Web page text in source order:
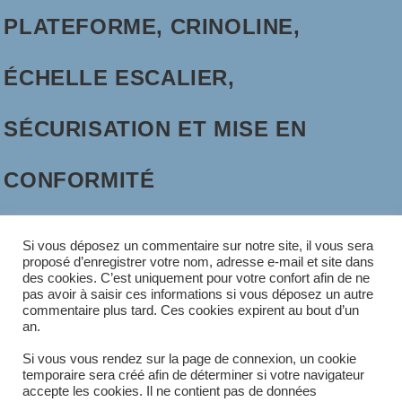
PLATEFORME, CRINOLINE,
ÉCHELLE ESCALIER,
SÉCURISATION ET MISE EN
CONFORMITÉ
Fabrication de passerelle sur mesure,
équipée de garde au corps selon la norme
NFE85-101, NFE85-010 et NFP01-012.
COMMENTAIRES FERMÉSSUR
Si vous déposez un commentaire sur notre site, il vous sera
proposé d’enregistrer votre nom, adresse e-mail et site dans
des cookies. C’est uniquement pour votre confort afin de ne
pas avoir à saisir ces informations si vous déposez un autre
commentaire plus tard. Ces cookies expirent au bout d’un
an.
Si vous vous rendez sur la page de connexion, un cookie
temporaire sera créé afin de déterminer si votre navigateur
accepte les cookies. Il ne contient pas de données